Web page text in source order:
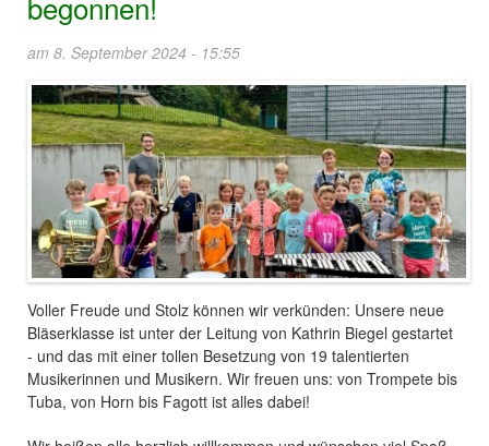
am 8. September 2024 - 15:55
Voller Freude und Stolz können wir verkünden: Unsere neue
Bläserklasse ist unter der Leitung von Kathrin Biegel gestartet
- und das mit einer tollen Besetzung von 19 talentierten
Musikerinnen und Musikern. Wir freuen uns: von Trompete bis
Tuba, von Horn bis Fagott ist alles dabei!